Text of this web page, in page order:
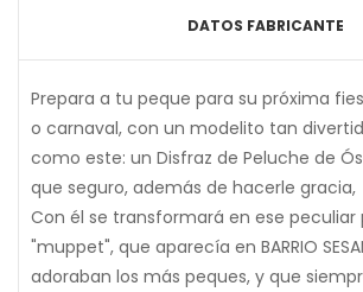
DATOS FABRICANTE
Prepara a tu peque para su próxima
o carnaval, con un modelito tan
como este: un Disfraz de Peluche de
que seguro, además de hacerle
Con él se transformará en ese peculiar
"muppet", que aparecía en BARRIO
adoraban los más peques, y que